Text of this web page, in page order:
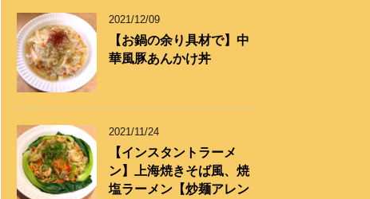
2021/12/09
【お鍋の余り具材で】中
華風豚あんかけ丼
2021/11/24
【インスタントラーメ
ン】上海焼きそば風、焼
塩ラーメン【炒麺アレン